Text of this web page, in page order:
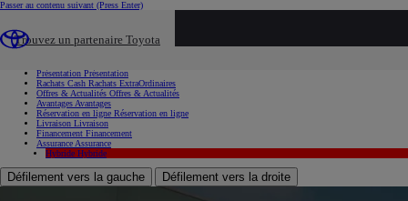
Passer au contenu suivant (Press Enter)
Trouvez un partenaire Toyota
Présentation Présentation
Rachats Cash Rachats ExtraOrdinaires
Offres & Actualités Offres & Actualités
Avantages Avantages
Réservation en ligne Réservation en ligne
Livraison Livraison
Financement Financement
Assurance Assurance
Hybride Hybride
Défilement vers la gauche Défilement vers la droite